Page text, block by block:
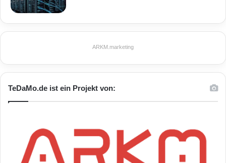
ARKM.marketing
TeDaMo.de ist ein Projekt von: